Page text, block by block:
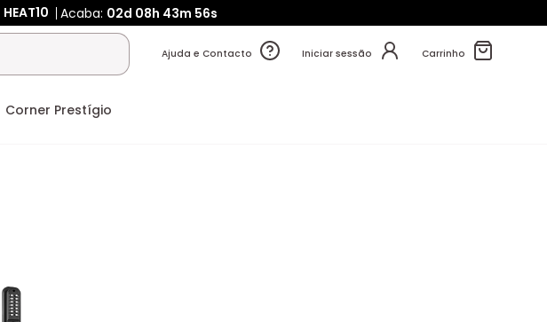
HEAT10 Acaba: 02d 08h 43m 55s
Ajuda e Contacto Iniciar sessão Carrinho
Corner Prestígio